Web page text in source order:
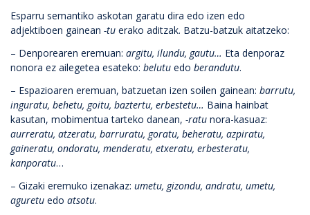
Esparru semantiko askotan garatu dira edo izen edo
adjektiboen gainean -tu erako aditzak. Batzu-batzuk aitatzeko:
– Denporearen eremuan: argitu, ilundu, gautu… Eta denporaz
nonora ez ailegetea esateko: belutu edo berandutu.
– Espazioaren eremuan, batzuetan izen soilen gainean: barrutu,
inguratu, behetu, goitu, baztertu, erbestetu… Baina hainbat
kasutan, mobimentua tarteko danean, -ratu nora-kasuaz:
aurreratu, atzeratu, barruratu, goratu, beheratu, azpiratu,
gaineratu, ondoratu, menderatu, etxeratu, erbesteratu,
kanporatu…
– Gizaki eremuko izenakaz: umetu, gizondu, andratu, umetu,
aguretu edo atsotu.